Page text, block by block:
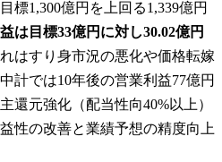
標1,300億円を上回る1,339億円
は目標33億円に対し30.02億円
はすり身市況の悪化や価格転嫁
計では10年後の営業利益77億円
還元強化（配当性向40%以上）
性の改善と業績予想の精度向上